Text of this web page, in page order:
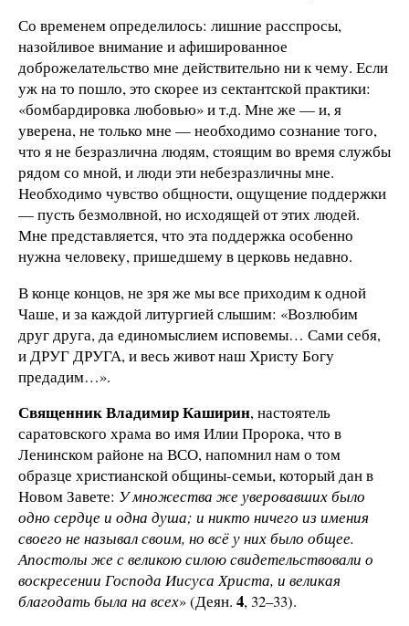
Со временем определилось: лишние расспросы,
назойливое внимание и афишированное
доброжелательство мне действительно ни к чему. Если
уж на то пошло, это скорее из сектантской практики:
«бомбардировка любовью» и т.д. Мне же — и, я
уверена, не только мне — необходимо сознание того,
что я не безразлична людям, стоящим во время службы
рядом со мной, и люди эти небезразличны мне.
Необходимо чувство общности, ощущение поддержки
— пусть безмолвной, но исходящей от этих людей.
Мне представляется, что эта поддержка особенно
нужна человеку, пришедшему в церковь недавно.
В конце концов, не зря же мы все приходим к одной
Чаше, и за каждой литургией слышим: «Возлюбим
друг друга, да единомыслием исповемы… Сами себя,
и ДРУГ ДРУГА, и весь живот наш Христу Богу
предадим…».
Священник Владимир Каширин, настоятель
саратовского храма во имя Илии Пророка, что в
Ленинском районе на ВСО, напомнил нам о том
образце христианской общины-семьи, который дан в
Новом Завете: У множества же уверовавших было
одно сердце и одна душа; и никто ничего из имения
своего не называл своим, но всё у них было общее.
Апостолы же с великою силою свидетельствовали о
воскресении Господа Иисуса Христа, и великая
благодать была на всех» (Деян. 4, 32–33).